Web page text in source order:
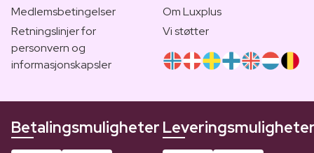
Medlemsbetingelser
Retningslinjer for
personvern og
informasjonskapsler
Om Luxplus
Vi støtter
Betalingsmuligheter